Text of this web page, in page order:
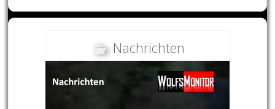
Nachrichten